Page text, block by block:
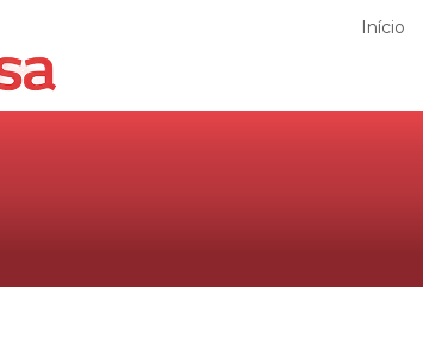
Início